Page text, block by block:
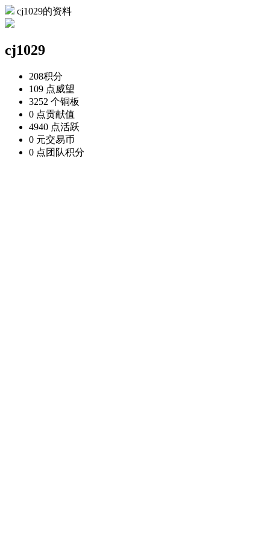
cj1029的资料
cj1029
208积分
109 点威望
3252 个铜板
0 点贡献值
4940 点活跃
0 元交易币
0 点团队积分